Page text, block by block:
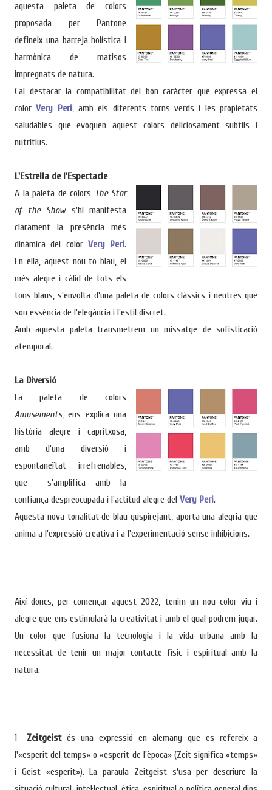
aquesta paleta de colors
proposada per Pantone
defineix una barreja holística i
harmònica de matisos
impregnats de natura.
Cal destacar la compatibilitat del bon caràcter que expressa el
colorVery Peri, amb els diferents torns verds i les propietats
saludables que evoquen aquest colors deliciosament subtils i
nutritius.
L'Estrella de l'Espectacle
A la paleta de colors The Star
of the Shows'hi manifesta
clarament la presència més
dinàmica del color Very Peri.
En ella, aquest nou to blau, el
més alegre i càlid de tots els
tons blaus, s'envolta d'una paleta de colors clàssics i neutres que
són essència de l'elegància i l'estil discret.
Amb aquesta paleta transmetrem un missatge de sofisticació
atemporal.
La Diversió
La paleta de colors
Amusements, ens explica una
història alegre i capritxosa,
amb d'una diversió i
espontaneïtat irrefrenables,
que s'amplifica amb la
confiança despreocupada i l'actitud alegre del Very Peri.
Aquesta nova tonalitat de blau guspirejant, aporta una alegria que
anima a l'expressió creativa i a l'experimentació sense inhibicions.
Així doncs, per començar aquest 2022, tenim un nou color viu i
alegre que ens estimularà la creativitat i amb el qual podrem jugar.
Un color que fusiona la tecnologia i la vida urbana amb la
necessitat de tenir un major contacte físic i espiritual amb la
natura.
1- Zeitgeist és una expressió en alemany que es refereix a
l'«esperit del temps» o «esperit de l'època» (Zeit significa «temps»
i Geist «esperit»). La paraula Zeitgeist s'usa per descriure la